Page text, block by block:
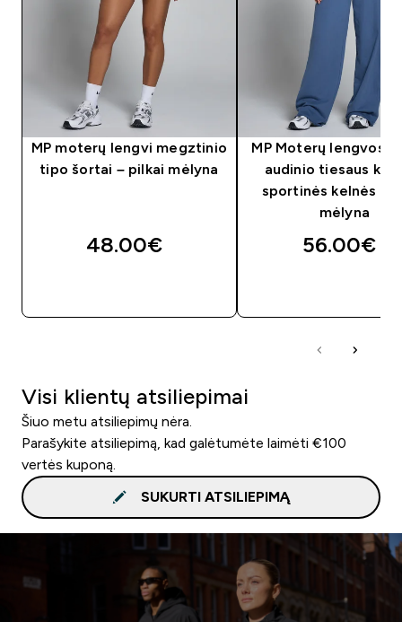
MP moterų lengvi megztinio
tipo šortai – pilkai mėlyna
48.00€‎
MP Moterų lengvos
audinio tiesaus
sportinės kelnės –
mėlyna
56.00€‎
Visi klientų atsiliepimai
Šiuo metu atsiliepimų nėra.
Parašykite atsiliepimą, kad galėtumėte laimėti €100
vertės kuponą.
SUKURTI ATSILIEPIMĄ